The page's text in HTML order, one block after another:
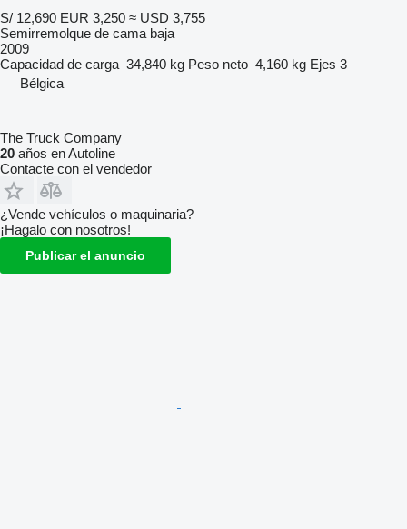
S/ 12,690 EUR 3,250 ≈ USD 3,755
Semirremolque de cama baja
2009
Capacidad de carga 34,840 kg Peso neto 4,160 kg Ejes 3
Bélgica
The Truck Company
20 años en Autoline
Contacte con el vendedor
¿Vende vehículos o maquinaria?
¡Hagalo con nosotros!
Publicar el anuncio